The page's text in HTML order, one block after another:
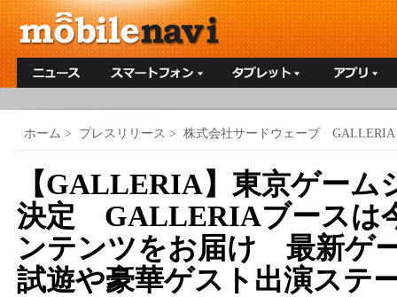
ホーム > プレスリリース > 株式会社サードウェーブ GALLERIA
【GALLERIA】東京ゲーム
決定 GALLERIAブースは
ンテンツをお届け 最新ゲ
試遊や豪華ゲスト出演ステ